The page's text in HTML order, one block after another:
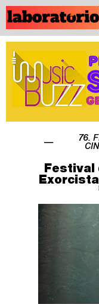
76.
Festival